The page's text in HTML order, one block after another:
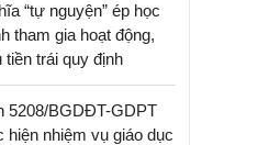
“tự nguyện” ép học
tham gia hoạt động,
tiền trái quy định
5208/BGDĐT-GDPT
nhiệm vụ giáo dục